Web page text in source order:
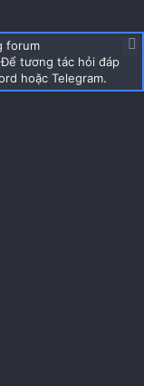
forum
tương tác hỏi đáp
hoặc Telegram.